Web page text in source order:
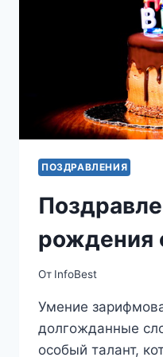
ПОЗДРАВЛЕНИЯ
рождения
От InfoBest
Умение
долгожданные
особый талант,